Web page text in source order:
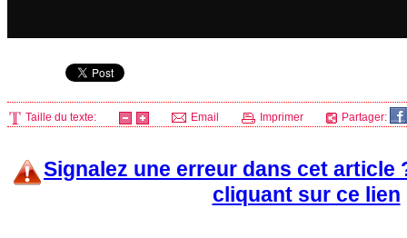
Taille du texte: Email Imprimer Partager:
Signalez une erreur dans cet article
cliquant sur ce lien